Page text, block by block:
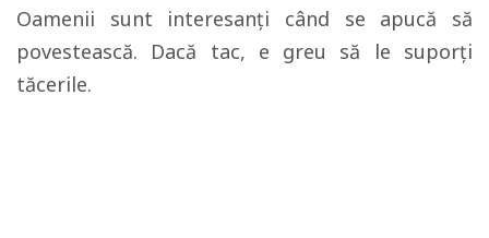
Oamenii sunt interesanți când se apucă să
povestească. Dacă tac, e greu să le suporți
tăcerile.